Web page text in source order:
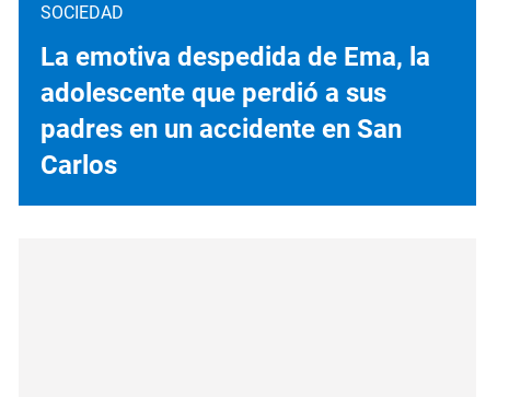
SOCIEDAD
La emotiva despedida de Ema, la
adolescente que perdió a sus
padres en un accidente en San
Carlos